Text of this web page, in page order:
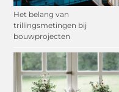
Het belang van
trillingsmetingen bij
bouwprojecten